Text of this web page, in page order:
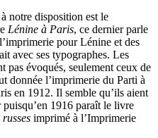
notre disposition est le
Lénine à Paris, ce dernier parle
pour Lénine et des
avec ses typographes. Les
pas évoqués, seulement ceux de
donnée l’imprimerie du Parti à
en 1912. Il semble qu’ils aient
1916 paraît le livre
imprimé à l’Imprimerie